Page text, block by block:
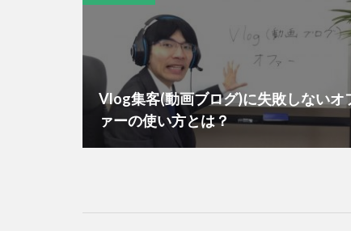
Vlog集客(動画ブログ)に失敗しないオ
ァーの使い方とは？